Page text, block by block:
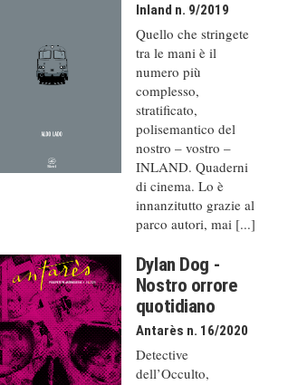
Inland n. 9/2019
Quello che stringete
tra le mani è il
numero più
complesso,
stratificato,
polisemantico del
nostro – vostro –
INLAND. Quaderni
di cinema. Lo è
innanzitutto grazie al
parco autori, mai [...]
Dylan Dog -
Nostro orrore
quotidiano
Antarès n. 16/2020
Detective
dell’Occulto,